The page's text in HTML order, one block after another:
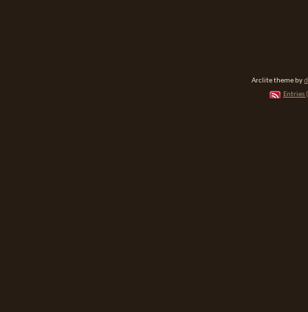
Arclite theme by
Entries